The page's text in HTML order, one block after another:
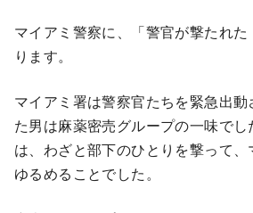
マイアミ警察に、「警官が撃たれ
ります。
マイアミ署は警察官たちを緊急出
た男は麻薬密売グループの一味で
は、わざと部下のひとりを撃って
ゆるめることでした。